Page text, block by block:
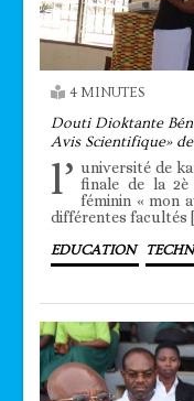
4 MINUTES
Douti Dioktante
Avis Scientifique»
l’ université de
finale de la
féminin « mon
différentes facultés
EDUCATION